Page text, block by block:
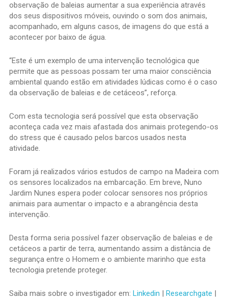
observação de baleias aumentar a sua experiência através
dos seus dispositivos móveis, ouvindo o som dos animais,
acompanhado, em alguns casos, de imagens do que está a
acontecer por baixo de água.
“Este é um exemplo de uma intervenção tecnológica que
permite que as pessoas possam ter uma maior consciência
ambiental quando estão em atividades lúdicas como é o caso
da observação de baleias e de cetáceos”, reforça.
Com esta tecnologia será possível que esta observação
aconteça cada vez mais afastada dos animais protegendo-os
do stress que é causado pelos barcos usados nesta
atividade.
Foram já realizados vários estudos de campo na Madeira com
os sensores localizados na embarcação. Em breve, Nuno
Jardim Nunes espera poder colocar sensores nos próprios
animais para aumentar o impacto e a abrangência desta
intervenção.
Desta forma seria possível fazer observação de baleias e de
cetáceos a partir de terra, aumentando assim a distância de
segurança entre o Homem e o ambiente marinho que esta
tecnologia pretende proteger.
Saiba mais sobre o investigador em: Linkedin Researchgate